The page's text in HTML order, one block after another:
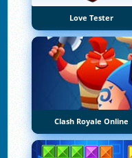
Love Tester
Clash Royale Online